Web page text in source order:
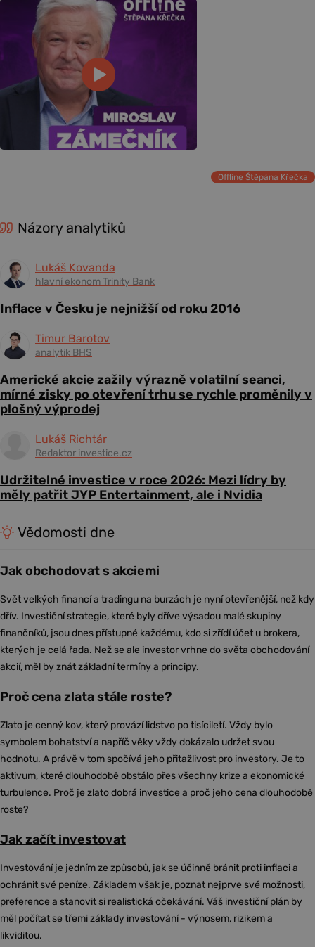
Offline Štěpána Křečka
Názory analytiků
Lukáš Kovanda
hlavní ekonom Trinity Bank
Inflace v Česku je nejnižší od roku 2016
Timur Barotov
analytik BHS
Americké akcie zažily výrazně volatilní seanci,
mírné zisky po otevření trhu se rychle proměnily v
plošný výprodej
Lukáš Richtár
Redaktor investice.cz
Udržitelné investice v roce 2026: Mezi lídry by
měly patřit JYP Entertainment, ale i Nvidia
Vědomosti dne
Jak obchodovat s akciemi
Svět velkých financí a tradingu na burzách je nyní otevřenější, než kdy
dřív. Investiční strategie, které byly dříve výsadou malé skupiny
finančníků, jsou dnes přístupné každému, kdo si zřídí účet u brokera,
kterých je celá řada. Než se ale investor vrhne do světa obchodování
akcií, měl by znát základní termíny a principy.
Proč cena zlata stále roste?
Zlato je cenný kov, který provází lidstvo po tisíciletí. Vždy bylo
symbolem bohatství a napříč věky vždy dokázalo udržet svou
hodnotu. A právě v tom spočívá jeho přitažlivost pro investory. Je to
aktivum, které dlouhodobě obstálo přes všechny krize a ekonomické
turbulence. Proč je zlato dobrá investice a proč jeho cena dlouhodobě
roste?
Jak začít investovat
Investování je jedním ze způsobů, jak se účinně bránit proti inflaci a
ochránit své peníze. Základem však je, poznat nejprve své možnosti,
preference a stanovit si realistická očekávání. Váš investiční plán by
měl počítat se třemi základy investování - výnosem, rizikem a
likviditou.